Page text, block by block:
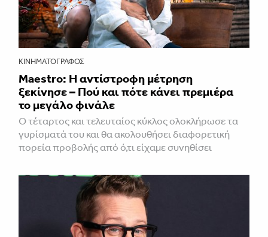
ΚΙΝΗΜΑΤΟΓΡΆΦΟΣ
Maestro: Η αντίστροφη μέτρηση
ξεκίνησε – Πού και πότε κάνει πρεμιέρα
το μεγάλο φινάλε
Ο τέταρτος και τελευταίος κύκλος ολοκλήρωσε τα
γυρίσματά του και θα ακολουθήσει διαφορετική
πορεία προβολής από ό,τι είχαμε συνηθίσει